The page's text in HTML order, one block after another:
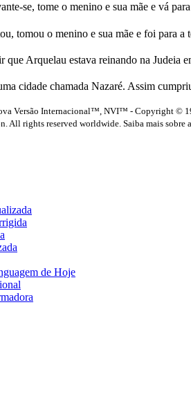
se, tome o menino e sua mãe e vá
tomou o menino e sua mãe e foi para a
que Arquelau estava reinando na Judeia
cidade chamada Nazaré. Assim
Versão Internacional™, NVI™ - Copyright ©
All rights reserved worldwide. Saiba mais sobre
de Hoje